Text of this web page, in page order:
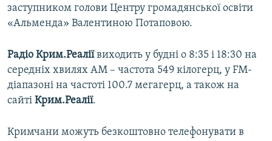
заступником голови Центру громадянської освіти
«Альменда» Валентиною Потаповою.
Радіо Крим.Реаліївиходить у будні о 8:35 і 18:30 на
середніх хвилях АМ – частота 549 кілогерц, у FM-
діапазоні на частоті 100.7 мегагерц, а також на
сайті Крим.Реалії.
Кримчани можуть безкоштовно телефонувати в